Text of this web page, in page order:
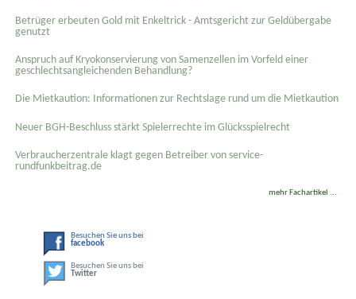
Betrüger erbeuten Gold mit Enkeltrick - Amtsgericht zur Geldübergabe
genutzt
Anspruch auf Kryokonservierung von Samenzellen im Vorfeld einer
geschlechtsangleichenden Behandlung?
Die Mietkaution: Informationen zur Rechtslage rund um die Mietkaution
Neuer BGH-Beschluss stärkt Spielerrechte im Glücksspielrecht
Verbraucherzentrale klagt gegen Betreiber von service-
rundfunkbeitrag.de
mehr Fachartikel ...
Besuchen Sie uns bei
facebook
Besuchen Sie uns bei
Twitter